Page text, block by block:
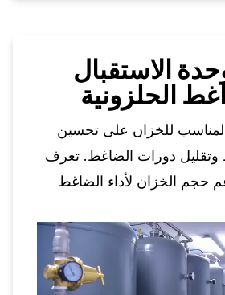
الاستقبال
الحلزونية
للخزان على تحسين
وتقليل دورات الضاغط. تعرف
حجم الخزان لأداء الضاغط